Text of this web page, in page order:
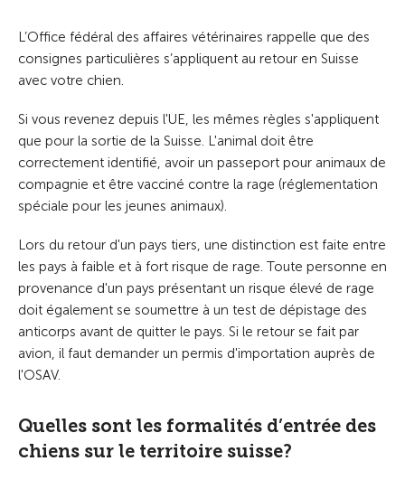
L’Office fédéral des affaires vétérinaires rappelle que des
consignes particulières s’appliquent au retour en Suisse
avec votre chien.
Si vous revenez depuis l'UE, les mêmes règles s'appliquent
que pour la sortie de la Suisse. L'animal doit être
correctement identifié, avoir un passeport pour animaux de
compagnie et être vacciné contre la rage (réglementation
spéciale pour les jeunes animaux).
Lors du retour d'un pays tiers, une distinction est faite entre
les pays à faible et à fort risque de rage. Toute personne en
provenance d'un pays présentant un risque élevé de rage
doit également se soumettre à un test de dépistage des
anticorps avant de quitter le pays. Si le retour se fait par
avion, il faut demander un permis d'importation auprès de
l'OSAV.
Quelles sont les formalités d’entrée des
chiens sur le territoire suisse?